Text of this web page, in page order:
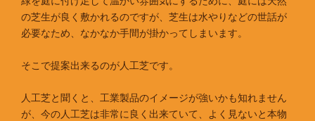
の芝生が良く敷かれるのですが、芝生は水やりなどの世話が
必要なため、なかなか手間が掛かってしまいます。
そこで提案出来るのが人工芝です。
人工芝と聞くと、工業製品のイメージが強いかも知れません
が、今の人工芝は非常に良く出来ていて、よく見ないと本物